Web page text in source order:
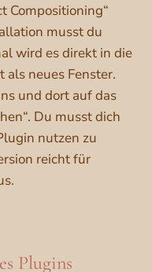
Compositioning“
musst du
wird es direkt in die
neues Fenster.
und dort auf das
Du musst dich
nutzen zu
reicht für
Plugins